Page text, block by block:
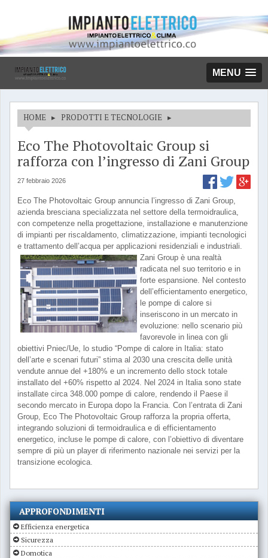
MENU
HOME ▸ PRODOTTI E TECNOLOGIE ▸
Eco The Photovoltaic Group si
rafforza con l’ingresso di Zani Group
27 febbraio 2026
Eco The Photovoltaic Group annuncia l’ingresso di Zani Group,
azienda bresciana specializzata nel settore della termoidraulica,
con competenze nella progettazione, installazione e manutenzione
di impianti per riscaldamento, climatizzazione, impianti tecnologici
e trattamento dell’acqua per applicazioni residenziali e industriali.
Zani Group è una realtà
radicata nel suo territorio e in
forte espansione. Nel contesto
dell’efficientamento energetico,
le pompe di calore si
inseriscono in un mercato in
evoluzione: nello scenario più
favorevole in linea con gli
obiettivi Pniec/Ue, lo studio “Pompe di calore in Italia: stato
dell’arte e scenari futuri” stima al 2030 una crescita delle unità
vendute annue del +180% e un incremento dello stock totale
installato del +60% rispetto al 2024. Nel 2024 in Italia sono state
installate circa 348.000 pompe di calore, rendendo il Paese il
secondo mercato in Europa dopo la Francia. Con l’entrata di Zani
Group, Eco The Photovoltaic Group rafforza la propria offerta,
integrando soluzioni di termoidraulica e di efficientamento
energetico, incluse le pompe di calore, con l’obiettivo di diventare
sempre di più un player di riferimento nazionale nei servizi per la
transizione ecologica.
APPROFONDIMENTI
Efficienza energetica
Sicurezza
Domotica